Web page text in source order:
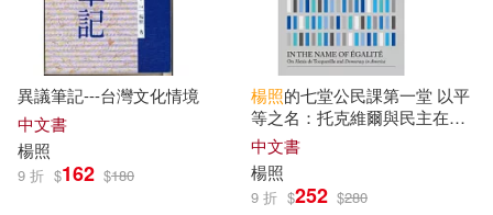
朱天心(2)
東年(2) 森田浩一郎(2)
楊明照(2) 楊照德(2)
三民(35)
中信出版社(17) 天下文化(11)
聯合文學(10)
異議筆記---台灣文化情境
中文書
楊照
9 折 $162 $180
楊照的七堂公民課第一堂 以平
等之名：托克維爾與民主在美
國
中文書
楊照
9 折 $252 $280